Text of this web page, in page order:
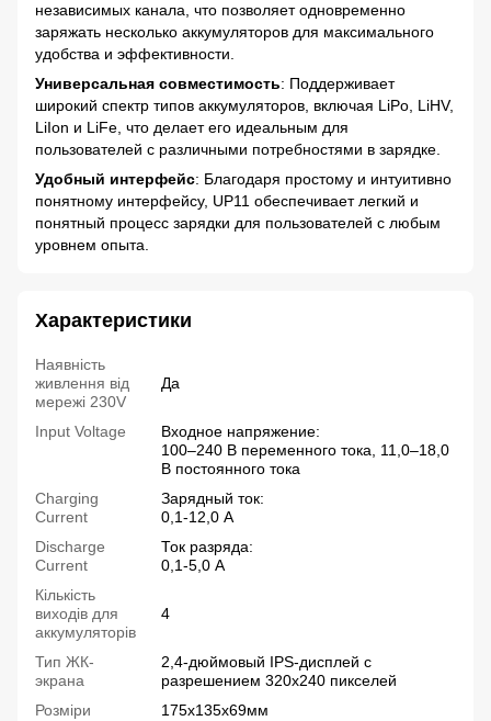
независимых канала, что позволяет одновременно
заряжать несколько аккумуляторов для максимального
удобства и эффективности.
Универсальная совместимость: Поддерживает
широкий спектр типов аккумуляторов, включая LiPo, LiHV,
LiIon и LiFe, что делает его идеальным для
пользователей с различными потребностями в зарядке.
Удобный интерфейс: Благодаря простому и интуитивно
понятному интерфейсу, UP11 обеспечивает легкий и
понятный процесс зарядки для пользователей с любым
уровнем опыта.
Характеристики
Наявність
живлення від
мережі 230V
Да
Input Voltage
Входное напряжение:
100–240 В переменного тока, 11,0–18,0
В постоянного тока
Charging
Current
Зарядный ток:
0,1-12,0 А
Discharge
Current
Ток разряда:
0,1-5,0 А
Кількість
виходів для
аккумуляторів
4
Тип ЖК-
экрана
2,4-дюймовый IPS-дисплей с
разрешением 320x240 пикселей
Розміри
175x135x69мм